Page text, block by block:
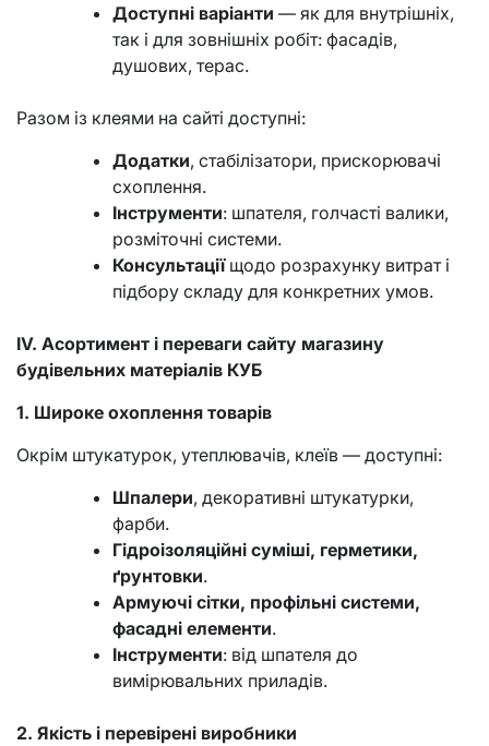
Доступні варіанти — як для внутрішніх,
так і для зовнішніх робіт: фасадів,
душових, терас.
Разом із клеями на сайті доступні:
Додатки, стабілізатори, прискорювачі
схоплення.
Інструменти: шпателя, голчасті валики,
розміточні системи.
Консультаціїщодо розрахунку витрат і
підбору складу для конкретних умов.
IV. Асортимент і переваги сайту магазину
будівельних матеріалів КУБ
1. Широке охоплення товарів
Окрім штукатурок, утеплювачів, клеїв — доступні:
Шпалери, декоративні штукатурки,
фарби.
Гідроізоляційні суміші, герметики,
ґрунтовки.
Армуючі сітки, профільні системи,
фасадні елементи.
Інструменти: від шпателя до
вимірювальних приладів.
2. Якість і перевірені виробники